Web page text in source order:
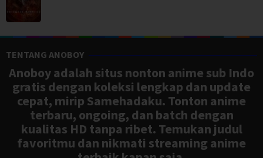
TENTANG ANOBOY
Anoboy adalah situs nonton anime sub Indo
gratis dengan koleksi lengkap dan update
cepat, mirip Samehadaku. Tonton anime
terbaru, ongoing, dan batch dengan
kualitas HD tanpa ribet. Temukan judul
favoritmu dan nikmati streaming anime